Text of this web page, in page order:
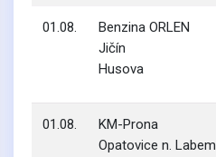
01.08.
Benzina ORLEN
Jičín
Husova
01.08.
KM-Prona
Opatovice n. Labem